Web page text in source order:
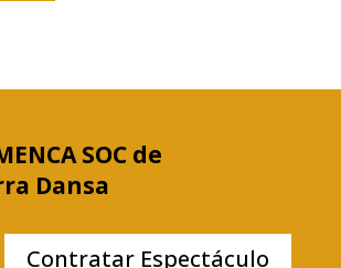
SOC de
Dansa
Contratar Espectáculo